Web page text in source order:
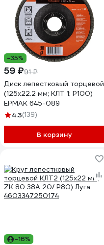
-35%
59 ₽91 ₽
Диск лепестковый торцевой
(125х22.2 мм; КЛТ 1; Р100)
ЕРМАК 645-089
4.3(139)
В корзину
-16%